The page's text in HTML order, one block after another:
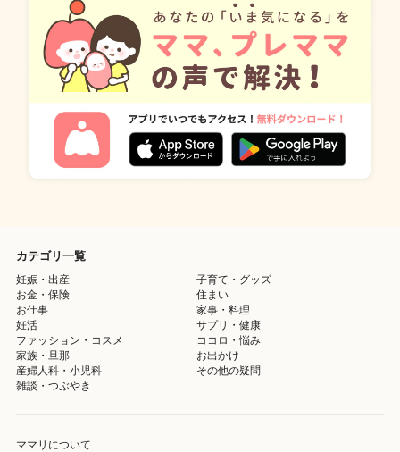
カテゴリ一覧
妊娠・出産
子育て・グッズ
お金・保険
住まい
お仕事
家事・料理
妊活
サプリ・健康
ファッション・コスメ
ココロ・悩み
家族・旦那
お出かけ
産婦人科・小児科
その他の疑問
雑談・つぶやき
ママリについて